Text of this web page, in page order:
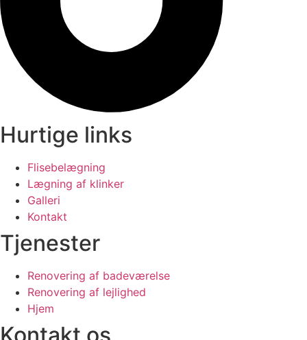
Hurtige links
Flisebelægning
Lægning af klinker
Galleri
Kontakt
Tjenester
Renovering af badeværelse
Renovering af lejlighed
Hjem
Kontakt os